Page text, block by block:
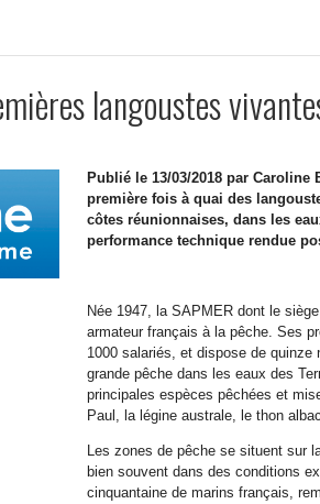
langoustes
Publié le 13/03/2018 par Caroline
première fois à quai des
côtes réunionnaises, dans les
performance technique rendue
Née 1947, la SAPMER dont le
armateur français à la pêche. Ses
1000 salariés, et dispose de quinze
grande pêche dans les eaux des
principales espèces pêchées et
Paul, la légine australe, le thon
Les zones de pêche se situent sur
bien souvent dans des conditions
cinquantaine de marins français,